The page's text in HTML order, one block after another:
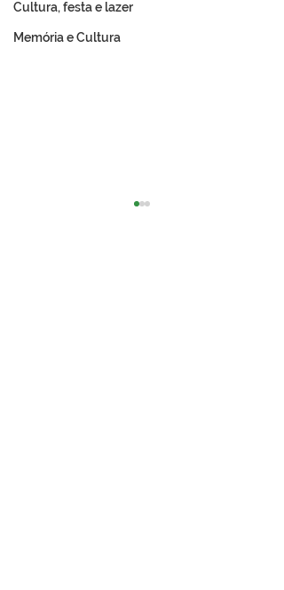
Cultura, festa e lazer
Memória e Cultura